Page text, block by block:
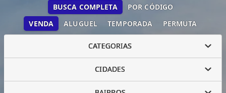
VENDA ALUGUEL TEMPORADA PERMUTA
BUSCA COMPLETA POR CÓDIGO
CATEGORIAS
CIDADES